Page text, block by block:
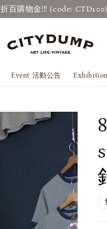
超商取貨滿千免運實施中！
Event 活動公告